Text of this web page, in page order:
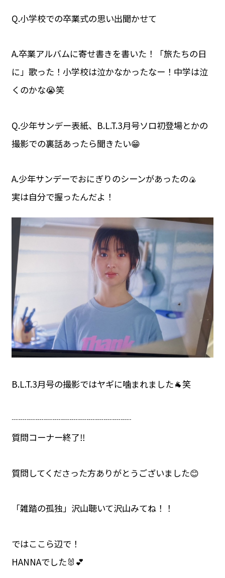
Q.小学校での卒業式の思い出聞かせて
A.卒業アルバムに寄せ書きを書いた！「旅たちの日
に」歌った！小学校は泣かなかったなー！中学は泣
くのかな😭笑
Q.少年サンデー表紙、B.L.T.3月号ソロ初登場とかの
撮影での裏話あったら聞きたい😁
A.少年サンデーでおにぎりのシーンがあったの🍙
実は自分で握ったんだよ！
B.L.T.3月号の撮影ではヤギに噛まれました🐐笑
┈┈┈┈┈┈┈┈┈┈┈┈┈┈
質問コーナー終了‼️
質問してくださった方ありがとうございました😊
「雑踏の孤独」沢山聴いて沢山みてね！！
ではここら辺で！
HANNAでした🐰💕